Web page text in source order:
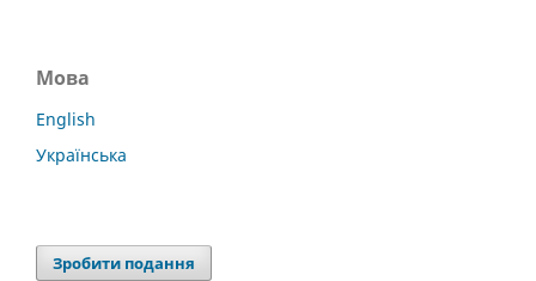
Мова
English
Українська
Зробити подання